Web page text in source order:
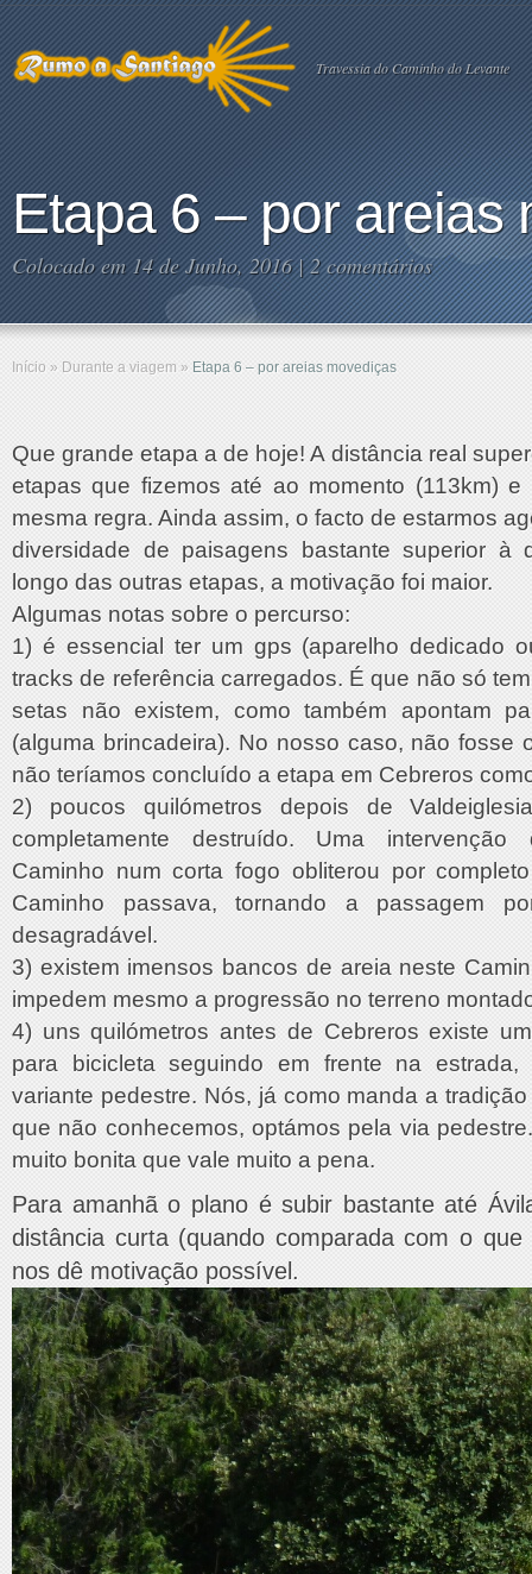
Travessia do Caminho do Levante
Etapa 6 – por areias
Colocado em 14 de Junho, 2016 |2 comentários
Início » Durante a viagem » Etapa 6 – por areias movediças
Que grande etapa a de hoje! A distância real
etapas que fizemos até ao momento (113km)
mesma regra. Ainda assim, o facto de estarmos
diversidade de paisagens bastante superior à
longo das outras etapas, a motivação foi maior.
Algumas notas sobre o percurso:
1) é essencial ter um gps (aparelho dedicado
tracks de referência carregados. É que não só
setas não existem, como também apontam
(alguma brincadeira). No nosso caso, não fosse
não teríamos concluído a etapa em Cebreros
2) poucos quilómetros depois de
completamente destruído. Uma
Caminho num corta fogo obliterou por
Caminho passava, tornando a passagem
desagradável.
3) existem imensos bancos de areia neste
impedem mesmo a progressão no terreno
4) uns quilómetros antes de Cebreros existe
para bicicleta seguindo em frente na
variante pedestre. Nós, já como manda a
que não conhecemos, optámos pela via
muito bonita que vale muito a pena.
Para amanhã o plano é subir bastante até
distância curta (quando comparada com o
nos dê motivação possível.